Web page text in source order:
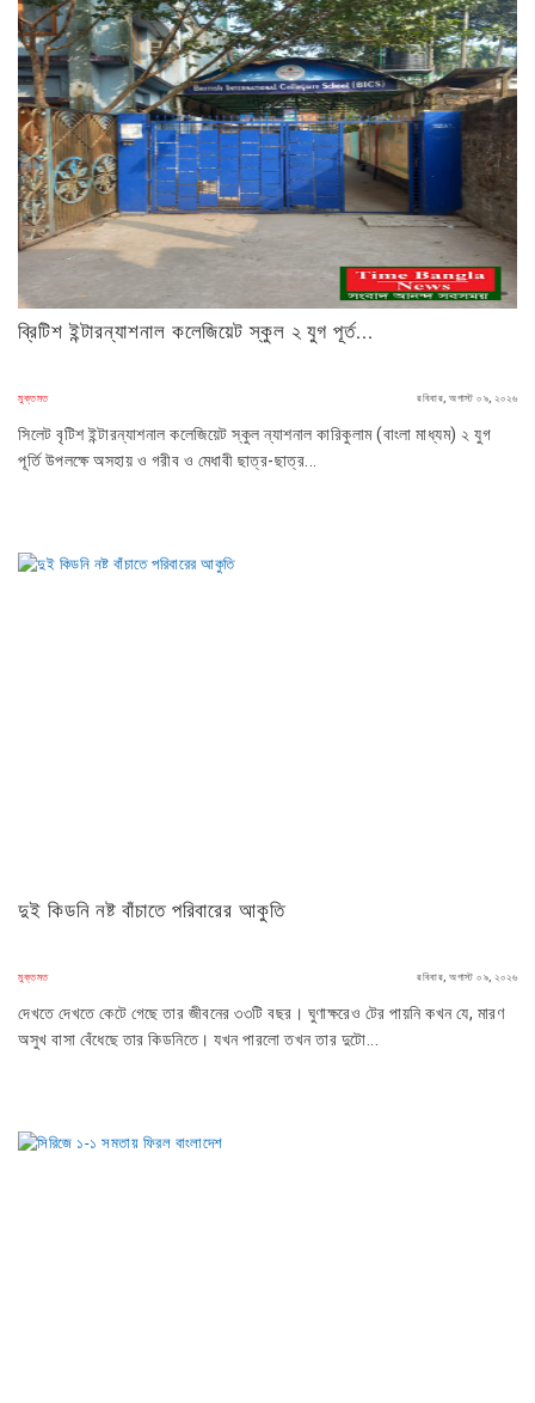
ব্রিটিশ ইন্টারন্যাশনাল কলেজিয়েট স্কুল ২ যুগ পূর্ত...
মুক্তমত রবিবার, অগাস্ট ০৯, ২০২৬
সিলেট বৃটিশ ইন্টারন্যাশনাল কলেজিয়েট স্কুল ন্যাশনাল কারিকুলাম (বাংলা মাধ্যম) ২ যুগ
পূর্তি উপলক্ষে অসহায় ও গরীব ও মেধাবী ছাত্র-ছাত্র...
দুই কিডনি নষ্ট বাঁচাতে পরিবারের আকুতি
মুক্তমত রবিবার, অগাস্ট ০৯, ২০২৬
দেখতে দেখতে কেটে গেছে তার জীবনের ৩৩টি বছর। ঘুণাক্ষরেও টের পায়নি কখন যে, মারণ
অসুখ বাসা বেঁধেছে তার কিডনিতে। যখন পারলো তখন তার দুটো...